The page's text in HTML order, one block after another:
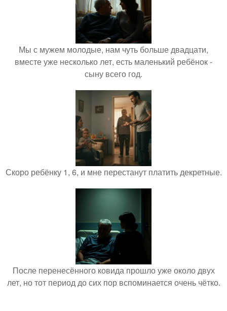
Мы с мужем молодые, нам чуть больше двадцати,
вместе уже несколько лет, есть маленький ребёнок -
сыну всего год.
Скоро ребёнку 1, 6, и мне перестанут платить декретные.
После перенесённого ковида прошло уже около двух
лет, но тот период до сих пор вспоминается очень чётко.